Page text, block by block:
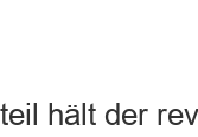
hält der